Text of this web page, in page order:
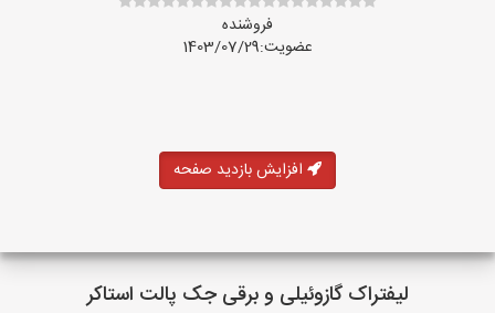
فروشنده
عضویت:1403/07/29
افزایش بازدید صفحه
لیفتراک گازوئیلی و برقی جک پالت استاکر